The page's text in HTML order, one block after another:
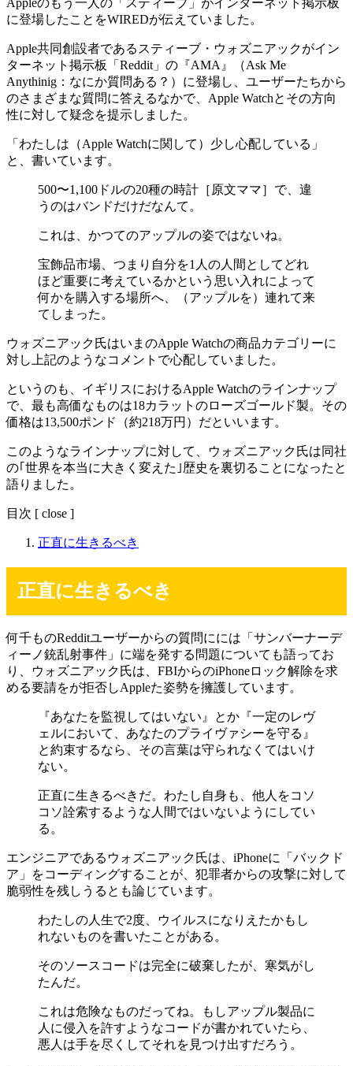
に登場したことをWIREDが伝えていました。
Apple共同創設者であるスティーブ・ウォズニアックがイン
ターネット掲示板「Reddit」の『AMA』（Ask Me
Anythinig：なにか質問ある？）に登場し、ユーザーたちから
のさまざまな質問に答えるなかで、Apple Watchとその方向
性に対して疑念を提示しました。
「わたしは（Apple Watchに関して）少し心配している」
と、書いています。
500〜1,100ドルの20種の時計［原文ママ］で、違
うのはバンドだけだなんて。
これは、かつてのアップルの姿ではないね。
宝飾品市場、つまり自分を1人の人間としてどれ
ほど重要に考えているかという思い入れによって
何かを購入する場所へ、（アップルを）連れて来
てしまった。
ウォズニアック氏はいまのApple Watchの商品カテゴリーに
対し上記のようなコメントで心配していました。
というのも、イギリスにおけるApple Watchのラインナップ
で、最も高価なものは18カラットのローズゴールド製。その
価格は13,500ポンド（約218万円）だといいます。
このようなラインナップに対して、ウォズニアック氏は同社
の｢世界を本当に大きく変えた｣歴史を裏切ることになったと
語りました。
目次 [ close ]
正直に生きるべき
正直に生きるべき
何千ものRedditユーザーからの質問にには「サンバーナーデ
ィーノ銃乱射事件」に端を発する問題についても語ってお
り、ウォズニアック氏は、FBIからのiPhoneロック解除を求
める要請をが拒否しAppleた姿勢を擁護しています。
『あなたを監視してはいない』とか『一定のレヴ
ェルにおいて、あなたのプライヴァシーを守る』
と約束するなら、その言葉は守られなくてはいけ
ない。
正直に生きるべきだ。わたし自身も、他人をコソ
コソ詮索するような人間ではいないようにしてい
る。
エンジニアであるウォズニアック氏は、iPhoneに「バックド
ア」をコーディングすることが、犯罪者からの攻撃に対して
脆弱性を残しうるとも論じています。
わたしの人生で2度、ウイルスになりえたかもし
れないものを書いたことがある。
そのソースコードは完全に破棄したが、寒気がし
たんだ。
これは危険なものだってね。もしアップル製品に
人に侵入を許すようなコードが書かれていたら、
悪人は手を尽くしてそれを見つけ出すだろう。